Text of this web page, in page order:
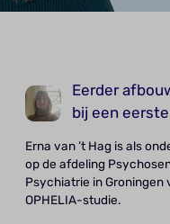
Eerder
bij een
Erna van ’t Hag is als
op de afdeling
Psychiatrie in Groningen
OPHELIA-studie.